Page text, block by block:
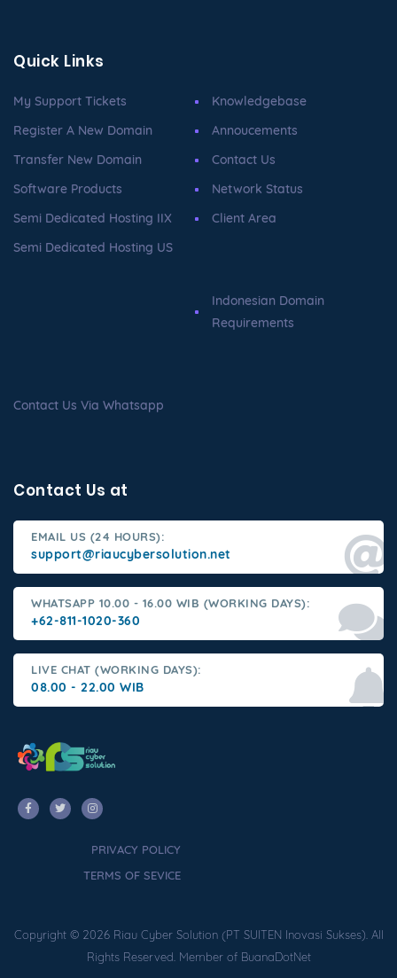
Quick Links
My Support Tickets
Register A New Domain
Transfer New Domain
Software Products
Semi Dedicated Hosting IIX
Semi Dedicated Hosting US
Knowledgebase
Annoucements
Contact Us
Network Status
Client Area
Indonesian Domain
Requirements
Contact Us Via Whatsapp
Contact Us at
EMAIL US (24 HOURS):
support@riaucybersolution.net
WHATSAPP 10.00 - 16.00 WIB (WORKING DAYS):
+62-811-1020-360
LIVE CHAT (WORKING DAYS):
08.00 - 22.00 WIB
PRIVACY POLICY
TERMS OF SEVICE
Copyright © 2026 Riau Cyber Solution (PT SUITEN Inovasi Sukses). All
Rights Reserved. Member of BuanaDotNet